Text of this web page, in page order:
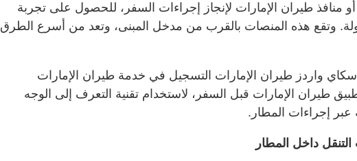
أو منافذ طيران الإمارات لإنجاز إجراءات السفر، للحصول على تجربة
وتقع هذه المنصات بالقرب من مدخل المبنى، وتعد من أسرع الطرق
سكاي واردز طيران الإمارات التسجيل في خدمة طيران الإمارات
طيران الإمارات قبل السفر، لاستخدام تقنية التعرف إلى الوجه
عبر إجراءات المطار.
داخل المطار